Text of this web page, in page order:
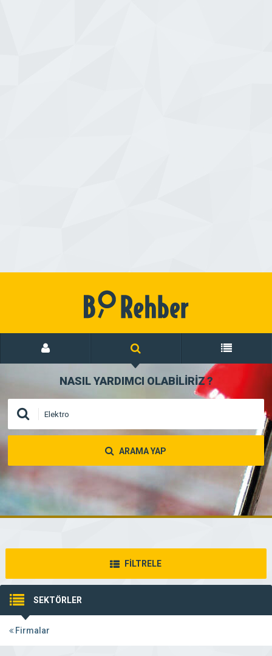
NASIL YARDIMCI OLABİLİRİZ?
ARAMA YAP
FİLTRELE
SEKTÖRLER
Firmalar